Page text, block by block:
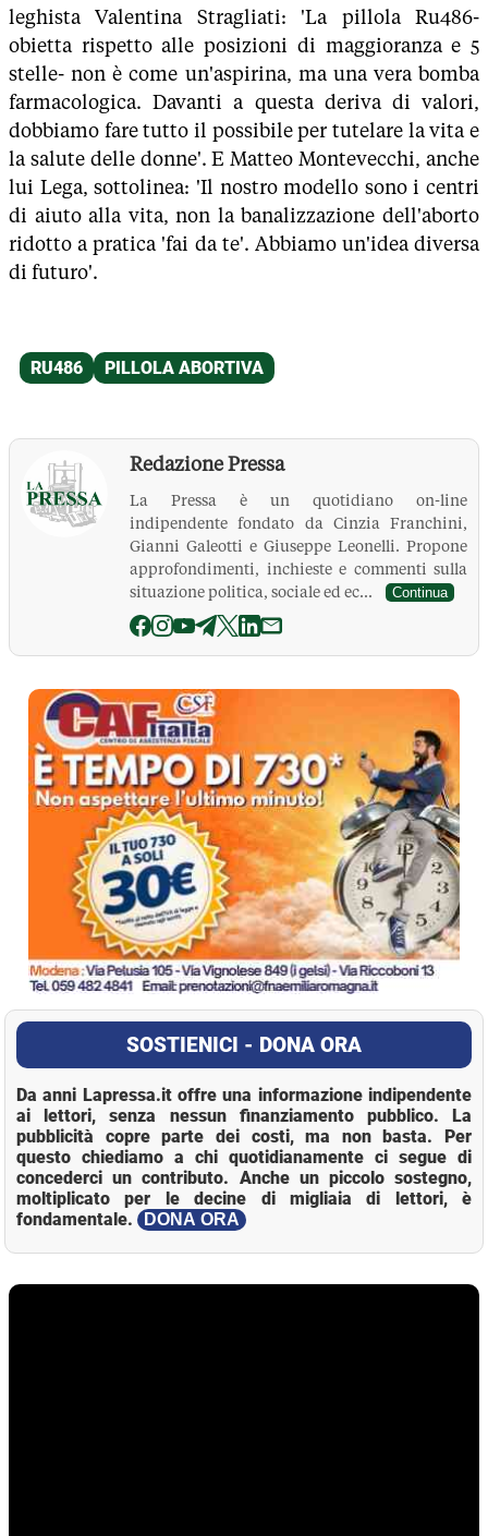
leghista Valentina Stragliati: 'La pillola Ru486-
obietta rispetto alle posizioni di maggioranza e 5
stelle- non è come un'aspirina, ma una vera bomba
farmacologica. Davanti a questa deriva di valori,
dobbiamo fare tutto il possibile per tutelare la vita e
la salute delle donne'. E Matteo Montevecchi, anche
lui Lega, sottolinea: 'Il nostro modello sono i centri
di aiuto alla vita, non la banalizzazione dell'aborto
ridotto a pratica 'fai da te'. Abbiamo un'idea diversa
di futuro'.
Redazione Pressa
La Pressa è un quotidiano on-line
indipendente fondato da Cinzia Franchini,
Gianni Galeotti e Giuseppe Leonelli. Propone
approfondimenti, inchieste e commenti sulla
situazione politica, sociale ed ec...
Continua
La Pressa
SOSTIENICI - DONA ORA
Da anni Lapressa.it offre una informazione indipendente
ai lettori, senza nessun finanziamento pubblico. La
pubblicità copre parte dei costi, ma non basta. Per
questo chiediamo a chi quotidianamente ci segue di
concederci un contributo. Anche un piccolo sostegno,
moltiplicato per le decine di migliaia di lettori, è
fondamentale.
DONA ORA